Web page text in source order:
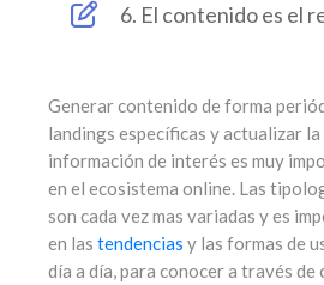
6. El contenido es el
Generar contenido de forma
landings específicas y actualizar
información de interés es muy
en el ecosistema online. Las
son cada vez mas variadas y es
en las tendencias y las formas de
día a día, para conocer a través de